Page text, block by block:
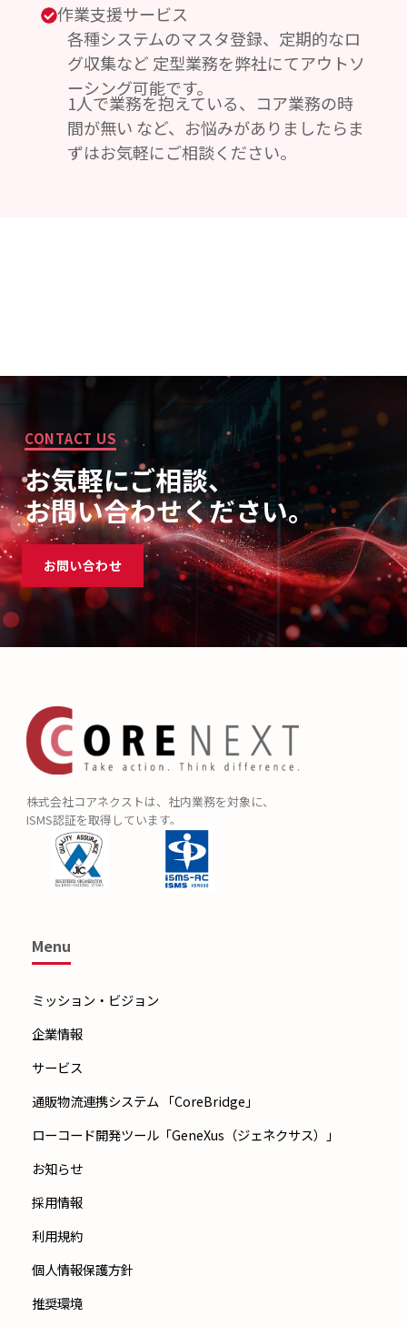
作業支援サービス
各種システムのマスタ登録、定期的なロ
グ収集など 定型業務を弊社にてアウトソ
ーシング可能です。
1人で業務を抱えている、コア業務の時
間が無い など、お悩みがありましたらま
ずはお気軽にご相談ください。
CONTACT US
お気軽にご相談、
お問い合わせください。
お問い合わせ
株式会社コアネクストは、社内業務を対象に、
ISMS認証を取得しています。
Menu
ミッション・ビジョン
企業情報
サービス
通販物流連携システム 「CoreBridge」
ローコード開発ツール「GeneXus（ジェネクサス）」
お知らせ
採用情報
利用規約
個人情報保護方針
推奨環境